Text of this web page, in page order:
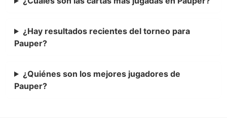
¿Hay resultados recientes del torneo para
Pauper?
¿Quiénes son los mejores jugadores de
Pauper?